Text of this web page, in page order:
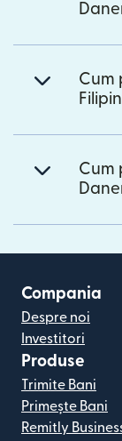
Cum
Cum
Compania
Despre noi
Investitori
Produse
Trimite Bani
Primește Bani
Remitly